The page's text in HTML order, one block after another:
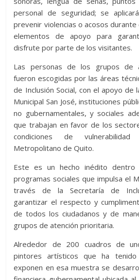
personal de seguridad; se
prevenir violencias o acosos
elementos de apoyo para
disfrute por parte de los visitantes.
Las personas de los grupos de
fueron escogidas por las áreas
de Inclusión Social, con el apoyo de
Municipal San José, instituciones
no gubernamentales, y sociales
que trabajan en favor de los
condiciones de
Metropolitano de Quito.
Este es un hecho inédito
programas sociales que impulsa el
través de la Secretaría de
garantizar el respecto y
de todos los ciudadanos y de
grupos de atención prioritaria.
Alrededor de 200 cuadros de
pintores artísticos que ha tenido
exponen en esa muestra se